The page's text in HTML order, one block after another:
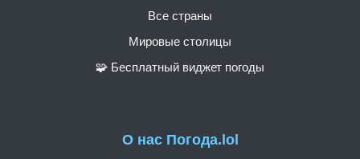
О нас Погода.lol
Все страны
Мировые столицы
🧩 Бесплатный виджет погоды